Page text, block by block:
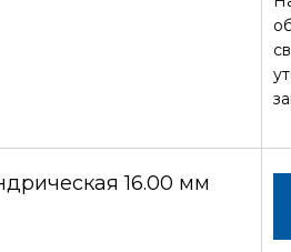
16.00 мм